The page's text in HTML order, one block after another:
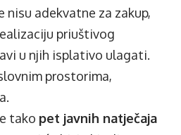
adekvatne za zakup,
priuštivog
u njih isplativo ulagati.
prostorima,
tako pet javnih natječaja